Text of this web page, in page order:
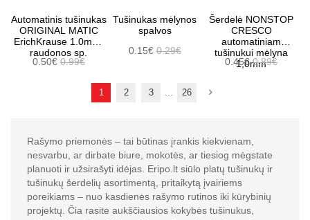
Automatinis tušinukas
ORIGINAL MATIC
ErichKrause 1.0mm,
raudonos sp.
0.50€0.99€
Tušinukas mėlynos
spalvos
0.15€ 0.29€
Šerdelė NONSTOP
CRESCO
automatiniam
tušinukui mėlyna
1,0mm
0.45€0.89€
1 2 3 26
Rašymo priemonės – tai būtinas įrankis kiekvienam,
nesvarbu, ar dirbate biure, mokotės, ar tiesiog mėgstate
planuoti ir užsirašyti idėjas. Eripo.lt siūlo platų tušinukų ir
tušinukų šerdelių asortimentą, pritaikytą įvairiems
poreikiams – nuo kasdienės rašymo rutinos iki kūrybinių
projektų. Čia rasite aukščiausios kokybės tušinukus,